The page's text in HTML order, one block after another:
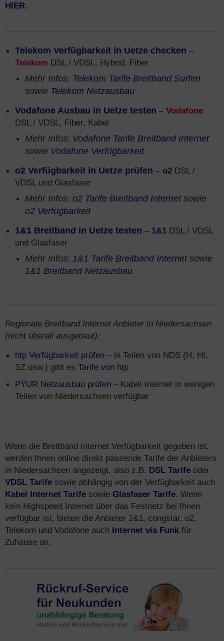
HIER.
Telekom Verfügbarkeit in Uetze checken –
Telekom DSL / VDSL, Hybrid, Fiber
Mehr Infos: Telekom Tarife Breitband Surfen
sowie Telekom Netzausbau
Vodafone Ausbau in Uetze testen – Vodafone
DSL / VDSL, Fiber, Kabel
Mehr Infos: Vodafone Tarife Breitband Internet
sowie Vodafone Verfügbarkeit
o2 Verfügbarkeit in Uetze prüfen – o2 DSL /
VDSL und Glasfaser
Mehr Infos: o2 Tarife Breitband Internetsowie
o2 Verfügbarkeit
1&1 Breitband in Uetze testen – 1&1 DSL / VDSL
und Glasfaser
Mehr Infos: 1&1 Tarife Breitband Internetsowie
1&1 Breitband Netzausbau
Regionale Breitband Internet Anbieter in Niedersachsen
(nicht überall ausgebaut):
htp Verfügbarkeit prüfen – in Teilen von NDS (H, HI,
SZ usw.) gibt es Tarife von htp
PŸUR Netzausbau prüfen – Kabel Internet in wenigen
Teilen von Niedersachsen verfügbar
Wenn die Breitband Internet Verfügbarkeit gegeben ist,
werden Ihnen online direkt passende Tarife der Anbieters
in Niedersachsen angezeigt, also z.B. DSL Tarife oder
VDSL Tarife sowie abhängig von der Verfügbarkeit auch
Kabel Internet Tarife sowie Glasfaser Tarife. Wenn
kein Highspeed Internet über das Festnetz bei Ihnen
verfügbar ist, bieten die Anbieter 1&1, congstar, o2,
Telekom und Vodafone auch Internet via Funk für
Zuhause an.